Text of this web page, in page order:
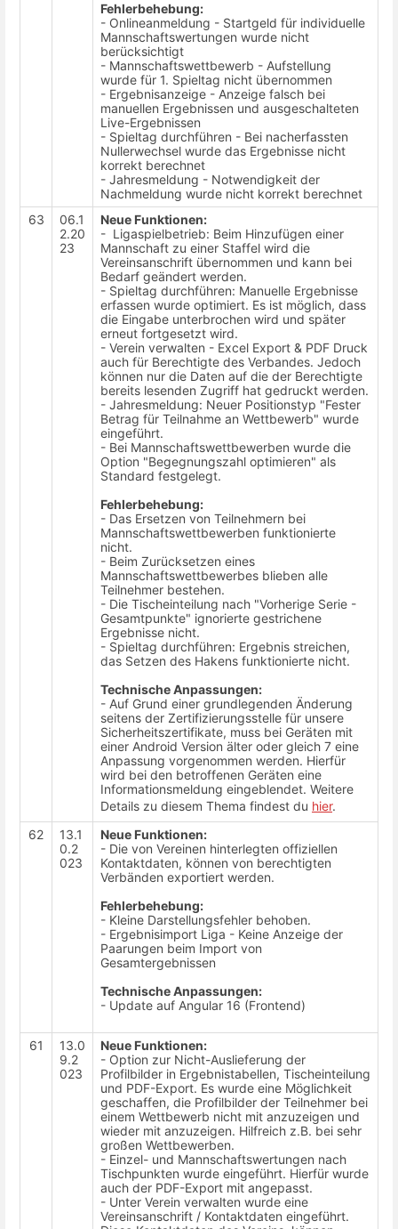
Fehlerbehebung:
- Onlineanmeldung - Startgeld für individuelle
Mannschaftswertungen wurde nicht
berücksichtigt
- Mannschaftswettbewerb - Aufstellung
wurde für 1. Spieltag nicht übernommen
- Ergebnisanzeige - Anzeige falsch bei
manuellen Ergebnissen und ausgeschalteten
Live-Ergebnissen
- Spieltag durchführen - Bei nacherfassten
Nullerwechsel wurde das Ergebnisse nicht
korrekt berechnet
- Jahresmeldung - Notwendigkeit der
Nachmeldung wurde nicht korrekt berechnet
63
06.1
2.20
23
Neue Funktionen:
- Ligaspielbetrieb: Beim Hinzufügen einer
Mannschaft zu einer Staffel wird die
Vereinsanschrift übernommen und kann bei
Bedarf geändert werden.
- Spieltag durchführen: Manuelle Ergebnisse
erfassen wurde optimiert. Es ist möglich, dass
die Eingabe unterbrochen wird und später
erneut fortgesetzt wird.
- Verein verwalten - Excel Export & PDF Druck
auch für Berechtigte des Verbandes. Jedoch
können nur die Daten auf die der Berechtigte
bereits lesenden Zugriff hat gedruckt werden.
- Jahresmeldung: Neuer Positionstyp "Fester
Betrag für Teilnahme an Wettbewerb" wurde
eingeführt.
- Bei Mannschaftswettbewerben wurde die
Option "Begegnungszahl optimieren" als
Standard festgelegt.
Fehlerbehebung:
- Das Ersetzen von Teilnehmern bei
Mannschaftswettbewerben funktionierte
nicht.
- Beim Zurücksetzen eines
Mannschaftswettbewerbes blieben alle
Teilnehmer bestehen.
- Die Tischeinteilung nach "Vorherige Serie -
Gesamtpunkte" ignorierte gestrichene
Ergebnisse nicht.
- Spieltag durchführen: Ergebnis streichen,
das Setzen des Hakens funktionierte nicht.
Technische Anpassungen:
- Auf Grund einer grundlegenden Änderung
seitens der Zertifizierungsstelle für unsere
Sicherheitszertifikate, muss bei Geräten mit
einer Android Version älter oder gleich 7 eine
Anpassung vorgenommen werden. Hierfür
wird bei den betroffenen Geräten eine
Informationsmeldung eingeblendet. Weitere
Details zu diesem Thema findest du hier.
62
13.1
0.2
023
Neue Funktionen:
- Die von Vereinen hinterlegten offiziellen
Kontaktdaten, können von berechtigten
Verbänden exportiert werden.
Fehlerbehebung:
- Kleine Darstellungsfehler behoben.
- Ergebnisimport Liga - Keine Anzeige der
Paarungen beim Import von
Gesamtergebnissen
Technische Anpassungen:
- Update auf Angular 16 (Frontend)
61
13.0
9.2
023
Neue Funktionen:
- Option zur Nicht-Auslieferung der
Profilbilder in Ergebnistabellen, Tischeinteilung
und PDF-Export. Es wurde eine Möglichkeit
geschaffen, die Profilbilder der Teilnehmer bei
einem Wettbewerb nicht mit anzuzeigen und
wieder mit anzuzeigen. Hilfreich z.B. bei sehr
großen Wettbewerben.
- Einzel- und Mannschaftswertungen nach
Tischpunkten wurde eingeführt. Hierfür wurde
auch der PDF-Export mit angepasst.
- Unter Verein verwalten wurde eine
Vereinsanschrift / Kontaktdaten eingeführt.